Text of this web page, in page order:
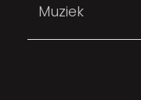
Muziek